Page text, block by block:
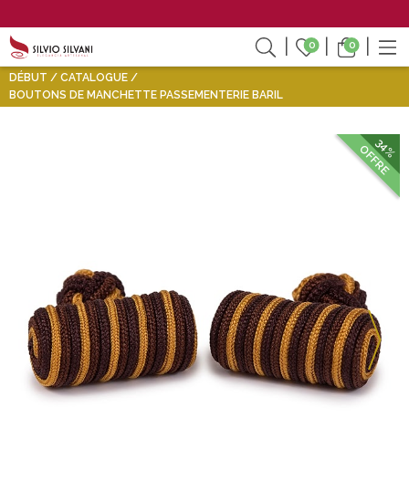
0 0
DÉBUT
CATALOGUE
BOUTONS DE MANCHETTE PASSEMENTERIE BARIL
34%
OFFRE